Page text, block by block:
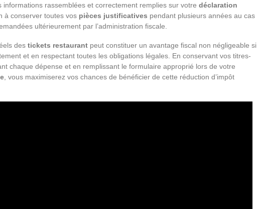
informations rassemblées et correctement remplies sur votre déclaration
à conserver toutes vos pièces justificatives pendant plusieurs années au cas
ultérieurement par l’administration fiscale.
des tickets restaurant peut constituer un avantage fiscal non négligeable si
et en respectant toutes les obligations légales. En conservant vos titres-
chaque dépense et en remplissant le formulaire approprié lors de votre
, vous maximiserez vos chances de bénéficier de cette réduction d’impôt